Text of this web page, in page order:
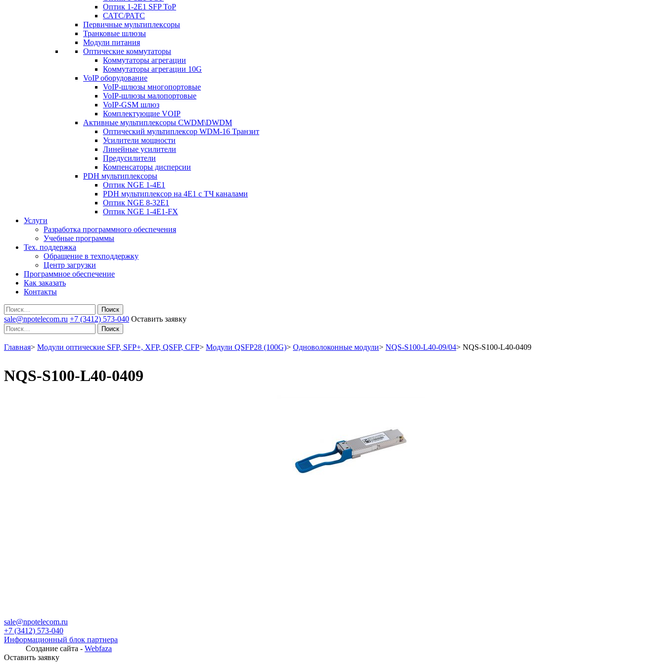
Оптик 1-2E1 SFP ToP
САТС/РАТС
Первичные мультиплексоры
Транковые шлюзы
Модули питания
Оптические коммутаторы
Коммутаторы агрегации
Коммутаторы агрегации 10G
VoIP оборудование
VoIP-шлюзы многопортовые
VoIP-шлюзы малопортовые
VoIP-GSM шлюз
Комплектующие VOIP
Активные мультиплексоры CWDM\DWDM
Оптический мультиплексор WDM-16 Транзит
Усилители мощности
Линейные усилители
Предусилители
Компенсаторы дисперсии
PDH мультиплексоры
Оптик NGE 1-4E1
PDH мультиплексор на 4Е1 с ТЧ каналами
Оптик NGE 8-32E1
Оптик NGE 1-4E1-FX
Услуги
Разработка программного обеспечения
Учебные программы
Тех. поддержка
Обращение в техподдержку
Центр загрузки
Программное обеспечение
Как заказать
Контакты
Поиск
sale@npotelecom.ru +7 (3412) 573-040 Оставить заявку
Поиск
Главная> Модули оптические SFP, SFP+, XFP, QSFP, CFP> Модули QSFP28 (100G)> Одноволоконные модули> NQS-S100-L40-09/04> NQS-S100-L40-0409
NQS-S100-L40-0409
sale@npotelecom.ru
+7 (3412) 573-040
Информационный блок партнера
Создание сайта - Webfaza
Оставить заявку